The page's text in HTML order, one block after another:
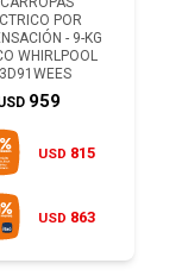
POR
- 9-KG
WHIRLPOOL
959
USD 815
USD 863